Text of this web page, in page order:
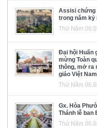
Assisi chứng
trong năm kỷ
Thứ Năm
Đại hội Huấn
mừng Toàn
thông, mở ra
giáo Việt Nam
Thứ Năm
Gx. Hòa
Thánh lễ ban
Thứ Năm